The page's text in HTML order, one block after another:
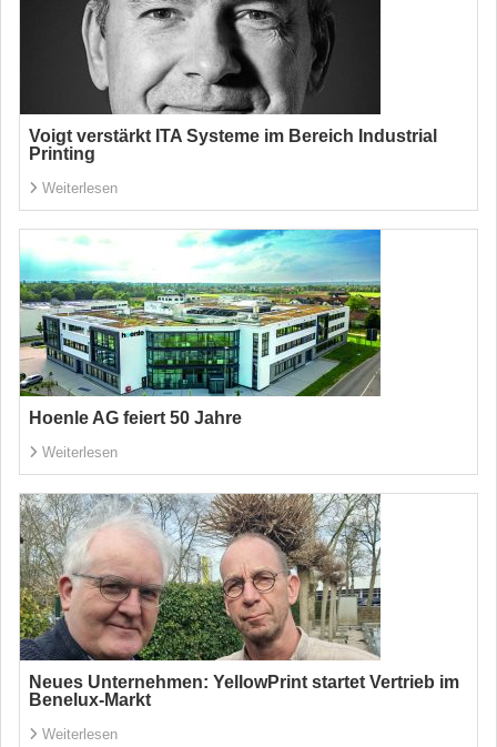
Voigt verstärkt ITA Systeme im Bereich Industrial
Printing
Weiterlesen
Hoenle AG feiert 50 Jahre
Weiterlesen
Neues Unternehmen: YellowPrint startet Vertrieb im
Benelux-Markt
Weiterlesen